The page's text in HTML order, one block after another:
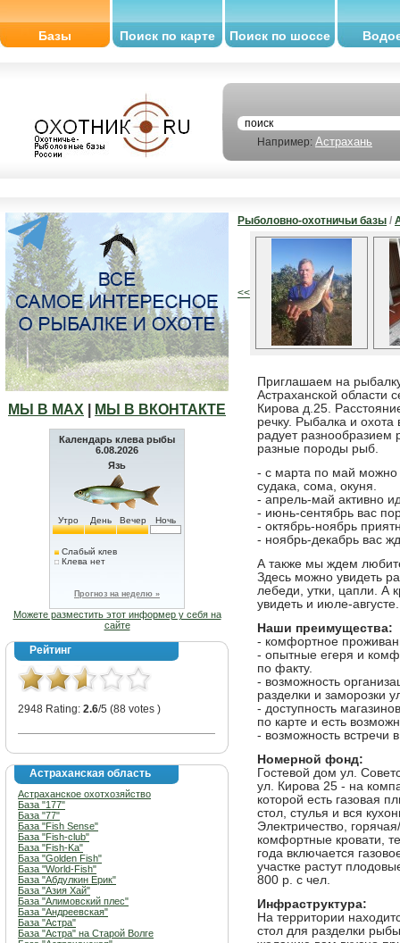
Базы Поиск по карте Поиск по шоссе
Например: Астрахань
МЫ В МАХ МЫ В ВКОНТАКТЕ
Календарь клева рыбы
6.08.2026
Язь
Утро День Вечер Ночь
Слабый клев
Клева нет
Прогноз на неделю »
Можете разместить этот информер у себя на
сайте
Рейтинг
2948 Rating: 2.6/5 (88 votes )
Астраханская область
Астраханское охотхозяйство
База "177"
База "77"
База "Fish Sense"
База "Fish-club"
База "Fish-Ka"
База "Golden Fish"
База "World-Fish"
База "Абдулкин Ерик"
База "Азия Хай"
База "Алимовский плес"
База "Андреевская"
База "Астра"
База "Астра" на Старой Волге
Рыболовно-охотничьи базы /
<<
Приглашаем на
Астраханской области
Кирова д.25.
речку. Рыбалка и охота
радует разнообразием
разные породы рыб.
- с марта по май
судака, сома, окуня.
- апрель-май активно
- июнь-сентябрь вас
- октябрь-ноябрь
- ноябрь-декабрь вас
А также мы ждем
Здесь можно увидеть
лебеди, утки, цапли. А
увидеть и июле-августе.
Наши преимущества:
- комфортное
- опытные егеря и
по факту.
- возможность
разделки и заморозки
- доступность
по карте и есть
- возможность встречи
Номерной фонд:
Гостевой дом ул.
ул. Кирова 25 - на
которой есть газовая
стол, стулья и вся
Электричество,
комфортные кровати,
года включается
участке растут
800 р. с чел.
Инфраструктура:
На территории
стол для разделки